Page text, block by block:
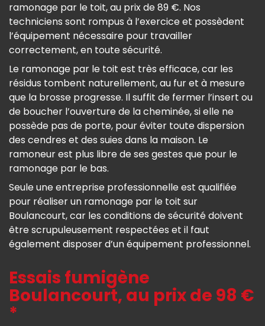
ramonage par le toit, au prix de 89 €. Nos
techniciens sont rompus à l’exercice et possèdent
l’équipement nécessaire pour travailler
correctement, en toute sécurité.
Le ramonage par le toit est très efficace, car les
résidus tombent naturellement, au fur et à mesure
que la brosse progresse. Il suffit de fermer l’insert ou
de boucher l’ouverture de la cheminée, si elle ne
possède pas de porte, pour éviter toute dispersion
des cendres et des suies dans la maison. Le
ramoneur est plus libre de ses gestes que pour le
ramonage par le bas.
Seule une entreprise professionnelle est qualifiée
pour réaliser un ramonage par le toit sur
Boulancourt, car les conditions de sécurité doivent
être scrupuleusement respectées et il faut
également disposer d’un équipement professionnel.
Essais fumigène
Boulancourt, au prix de 98 €
*